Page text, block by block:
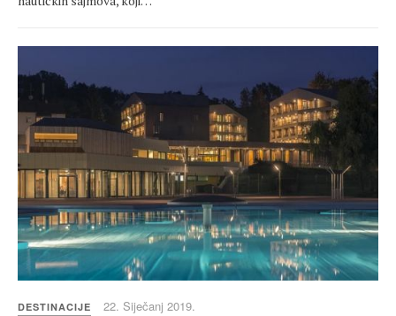
DESTINACIJE 22. Siječanj 2019.